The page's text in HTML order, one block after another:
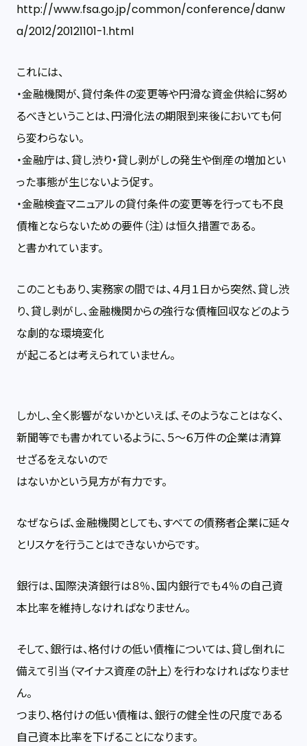
http://www.fsa.go.jp/common/conference/danw
a/2012/20121101-1.html
これには、
・金融機関が、貸付条件の変更等や円滑な資金供給に努め
るべきということは、円滑化法の期限到来後においても何
ら変わらない。
・金融庁は、貸し渋り・貸し剥がしの発生や倒産の増加とい
った事態が生じないよう促す。
・金融検査マニュアルの貸付条件の変更等を行っても不良
債権とならないための要件（注）は恒久措置である。
と書かれています。
このこともあり、実務家の間では、４月１日から突然、貸し渋
り、貸し剥がし、金融機関からの強行な債権回収などのよう
な劇的な環境変化
が起こるとは考えられていません。
しかし、全く影響がないかといえば、そのようなことはなく、
新聞等でも書かれているように、５～６万件の企業は清算
せざるをえないので
はないかという見方が有力です。
なぜならば、金融機関としても、すべての債務者企業に延々
とリスケを行うことはできないからです。
銀行は、国際決済銀行は８％、国内銀行でも４％の自己資
本比率を維持しなければなりません。
そして、銀行は、格付けの低い債権については、貸し倒れに
備えて引当（マイナス資産の計上）を行わなければなりませ
ん。
つまり、格付けの低い債権は、銀行の健全性の尺度である
自己資本比率を下げることになります。